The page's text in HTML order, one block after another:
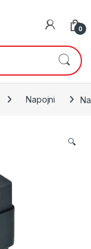
0
Napojni
🔍